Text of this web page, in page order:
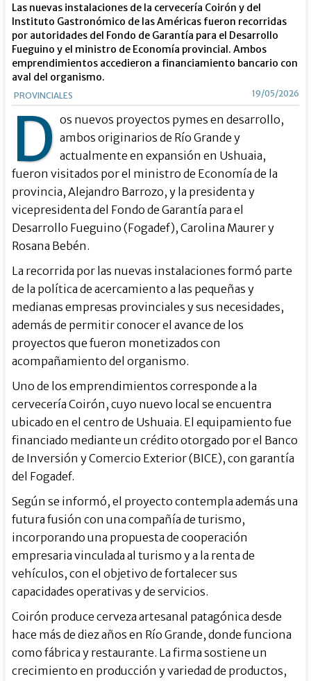
Las nuevas instalaciones de la cervecería Coirón y del
Instituto Gastronómico de las Américas fueron recorridas
por autoridades del Fondo de Garantía para el Desarrollo
Fueguino y el ministro de Economía provincial. Ambos
emprendimientos accedieron a financiamiento bancario con
aval del organismo.
PROVINCIALES 19/05/2026
D os nuevos proyectos pymes en desarrollo,
ambos originarios de Río Grande y
actualmente en expansión en Ushuaia,
fueron visitados por el ministro de Economía de la
provincia, Alejandro Barrozo, y la presidenta y
vicepresidenta del Fondo de Garantía para el
Desarrollo Fueguino (Fogadef), Carolina Maurer y
Rosana Bebén.
La recorrida por las nuevas instalaciones formó parte
de la política de acercamiento a las pequeñas y
medianas empresas provinciales y sus necesidades,
además de permitir conocer el avance de los
proyectos que fueron monetizados con
acompañamiento del organismo.
Uno de los emprendimientos corresponde a la
cervecería Coirón, cuyo nuevo local se encuentra
ubicado en el centro de Ushuaia. El equipamiento fue
financiado mediante un crédito otorgado por el Banco
de Inversión y Comercio Exterior (BICE), con garantía
del Fogadef.
Según se informó, el proyecto contempla además una
futura fusión con una compañía de turismo,
incorporando una propuesta de cooperación
empresaria vinculada al turismo y a la renta de
vehículos, con el objetivo de fortalecer sus
capacidades operativas y de servicios.
Coirón produce cerveza artesanal patagónica desde
hace más de diez años en Río Grande, donde funciona
como fábrica y restaurante. La firma sostiene un
crecimiento en producción y variedad de productos,